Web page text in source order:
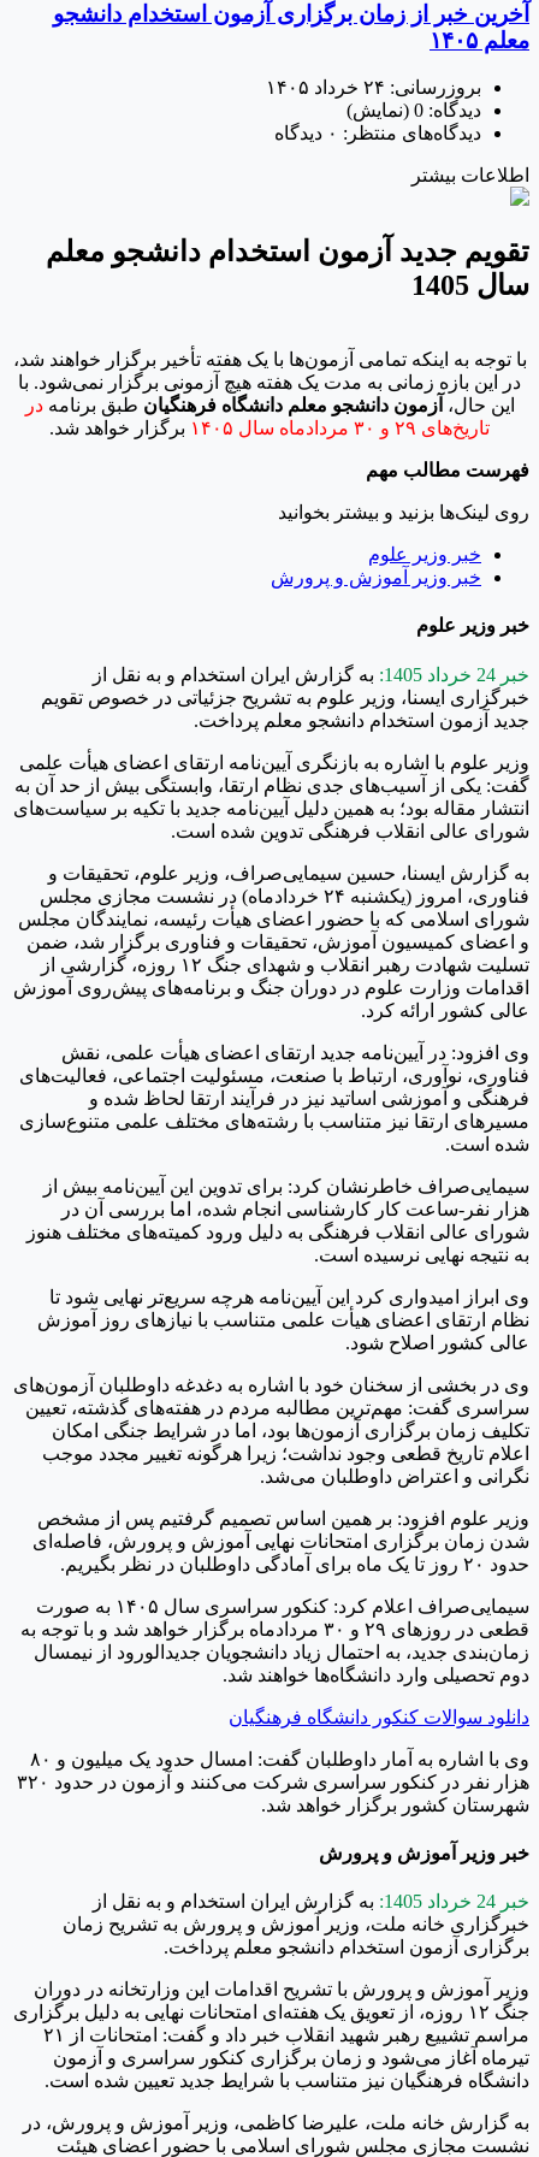
آخرین خبر از زمان برگزاری آزمون استخدام دانشجو
معلم ۱۴۰۵
بروزرسانی: ۲۴ خرداد ۱۴۰۵
دیدگاه: 0 (نمایش)
دیدگاه‌های منتظر: ۰ دیدگاه
اطلاعات بیشتر
تقویم جدید آزمون استخدام دانشجو معلم
سال 1405
با توجه به اینکه تمامی آزمون‌ها با یک هفته تأخیر برگزار خواهند شد،
در این بازه زمانی به مدت یک هفته هیچ آزمونی برگزار نمی‌شود. با
این حال، آزمون دانشجو معلم دانشگاه فرهنگیان طبق برنامهدر
تاریخ‌های ۲۹ و ۳۰ مردادماه سال ۱۴۰۵
برگزار خواهد شد.
فهرست مطالب مهم
روی لینک‌ها بزنید و بیشتر بخوانید
خبر وزیر علوم
خبر وزیر آموزش و پرورش
خبر وزیر علوم
خبر 24 خرداد 1405:
به گزارش ایران استخدام و به نقل از
خبرگزاری ایسنا، وزیر علوم به تشریح جزئیاتی در خصوص تقویم
جدید آزمون استخدام دانشجو معلم پرداخت.
وزیر علوم با اشاره به بازنگری آیین‌نامه ارتقای اعضای هیأت علمی
گفت: یکی از آسیب‌های جدی نظام ارتقا، وابستگی بیش از حد آن به
انتشار مقاله بود؛ به همین دلیل آیین‌نامه جدید با تکیه بر سیاست‌های
شورای عالی انقلاب فرهنگی تدوین شده است.
به گزارش ایسنا، حسین سیمایی‌صراف، وزیر علوم، تحقیقات و
فناوری، امروز (یکشنبه ۲۴ خردادماه) در نشست مجازی مجلس
شورای اسلامی که با حضور اعضای هیأت رئیسه، نمایندگان مجلس
و اعضای کمیسیون آموزش، تحقیقات و فناوری برگزار شد، ضمن
تسلیت شهادت رهبر انقلاب و شهدای جنگ ۱۲ روزه، گزارشی از
اقدامات وزارت علوم در دوران جنگ و برنامه‌های پیش‌روی آموزش
عالی کشور ارائه کرد.
وی افزود: در آیین‌نامه جدید ارتقای اعضای هیأت علمی، نقش
فناوری، نوآوری، ارتباط با صنعت، مسئولیت اجتماعی، فعالیت‌های
فرهنگی و آموزشی اساتید نیز در فرآیند ارتقا لحاظ شده و
مسیرهای ارتقا نیز متناسب با رشته‌های مختلف علمی متنوع‌سازی
شده است.
سیمایی‌صراف خاطرنشان کرد: برای تدوین این آیین‌نامه بیش از
هزار نفر-ساعت کار کارشناسی انجام شده، اما بررسی آن در
شورای عالی انقلاب فرهنگی به دلیل ورود کمیته‌های مختلف هنوز
به نتیجه نهایی نرسیده است.
وی ابراز امیدواری کرد این آیین‌نامه هرچه سریع‌تر نهایی شود تا
نظام ارتقای اعضای هیأت علمی متناسب با نیازهای روز آموزش
عالی کشور اصلاح شود.
وی در بخشی از سخنان خود با اشاره به دغدغه داوطلبان آزمون‌های
سراسری گفت: مهم‌ترین مطالبه مردم در هفته‌های گذشته، تعیین
تکلیف زمان برگزاری آزمون‌ها بود، اما در شرایط جنگی امکان
اعلام تاریخ قطعی وجود نداشت؛ زیرا هرگونه تغییر مجدد موجب
نگرانی و اعتراض داوطلبان می‌شد.
وزیر علوم افزود: بر همین اساس تصمیم گرفتیم پس از مشخص
شدن زمان برگزاری امتحانات نهایی آموزش و پرورش، فاصله‌ای
حدود ۲۰ روز تا یک ماه برای آمادگی داوطلبان در نظر بگیریم.
سیمایی‌صراف اعلام کرد: کنکور سراسری سال ۱۴۰۵ به صورت
قطعی در روزهای ۲۹ و ۳۰ مردادماه برگزار خواهد شد و با توجه به
زمان‌بندی جدید، به احتمال زیاد دانشجویان جدیدالورود از نیمسال
دوم تحصیلی وارد دانشگاه‌ها خواهند شد.
دانلود سوالات کنکور دانشگاه فرهنگیان
وی با اشاره به آمار داوطلبان گفت: امسال حدود یک میلیون و ۸۰
هزار نفر در کنکور سراسری شرکت می‌کنند و آزمون در حدود ۳۲۰
شهرستان کشور برگزار خواهد شد.
خبر وزیر آموزش و پرورش
خبر 24 خرداد 1405:
به گزارش ایران استخدام و به نقل از
خبرگزاری خانه ملت، وزیر آموزش و پرورش به تشریح زمان
برگزاری آزمون استخدام دانشجو معلم پرداخت.
وزیر آموزش و پرورش با تشریح اقدامات این وزارتخانه در دوران
جنگ ۱۲ روزه، از تعویق یک هفته‌ای امتحانات نهایی به دلیل برگزاری
مراسم تشییع رهبر شهید انقلاب خبر داد و گفت: امتحانات از ۲۱
تیرماه آغاز می‌شود و زمان برگزاری کنکور سراسری و آزمون
دانشگاه فرهنگیان نیز متناسب با شرایط جدید تعیین شده است.
به گزارش خانه ملت، علیرضا کاظمی، وزیر آموزش و پرورش، در
نشست مجازی مجلس شورای اسلامی با حضور اعضای هیئت